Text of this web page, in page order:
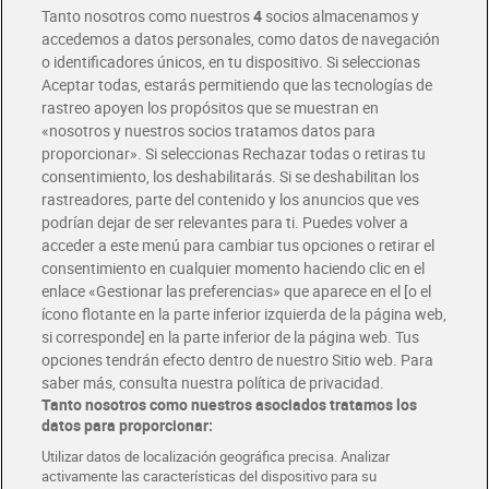
Envío gratis por compras superiores a 100€
Envío estandar por 4,99€
Glovo y Uber Eats
Solicita tu factura de Glovo o Uber Eats
Únete al CLUB Dia
Disfruta las ventajas y ofertas exclusivas.
Descárgate la APP Dia
Folletos y Tiendas
Descubre las mejores ofertas y busca tu tienda más cercana
Tarjeta MaX Dia
Te devuelve hasta 8€/mes de tus compras.
¡Solicita tu tarjeta de crédito aquí!
COMER MEJOR CADA DIA
Tanto nosotros como nuestros4socios almacenamos y
accedemos a datos personales, como datos de navegación
o identificadores únicos, en tu dispositivo. Si seleccionas
Aceptar todas, estarás permitiendo que las tecnologías de
rastreo apoyen los propósitos que se muestran en
«nosotros y nuestros socios tratamos datos para
proporcionar». Si seleccionas Rechazar todas o retiras tu
consentimiento, los deshabilitarás. Si se deshabilitan los
rastreadores, parte del contenido y los anuncios que ves
podrían dejar de ser relevantes para ti. Puedes volver a
acceder a este menú para cambiar tus opciones o retirar el
consentimiento en cualquier momento haciendo clic en el
enlace «Gestionar las preferencias» que aparece en el [o el
ícono flotante en la parte inferior izquierda de la página web,
si corresponde] en la parte inferior de la página web. Tus
opciones tendrán efecto dentro de nuestro Sitio web. Para
saber más, consulta nuestra política de privacidad.
Tanto nosotros como nuestros asociados tratamos los
datos para proporcionar:
Utilizar datos de localización geográfica precisa. Analizar
activamente las características del dispositivo para su